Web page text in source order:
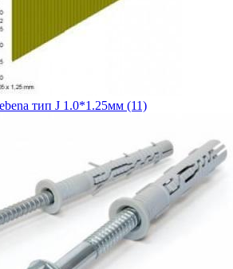
тип J 1.0*1.25мм (11)